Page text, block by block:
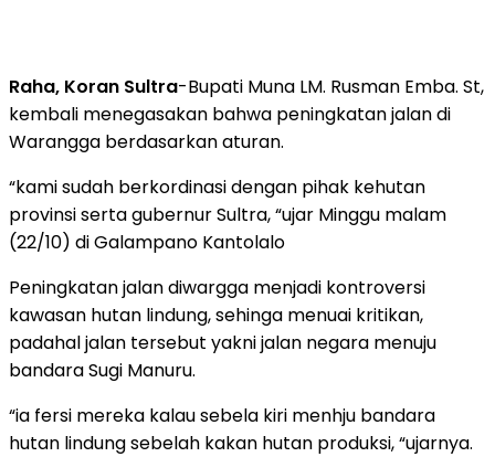
Raha, Koran Sultra-Bupati Muna LM. Rusman Emba. St,
kembali menegasakan bahwa peningkatan jalan di
Warangga berdasarkan aturan.
“kami sudah berkordinasi dengan pihak kehutan
provinsi serta gubernur Sultra, “ujar Minggu malam
(22/10) di Galampano Kantolalo
Peningkatan jalan diwargga menjadi kontroversi
kawasan hutan lindung, sehinga menuai kritikan,
padahal jalan tersebut yakni jalan negara menuju
bandara Sugi Manuru.
“ia fersi mereka kalau sebela kiri menhju bandara
hutan lindung sebelah kakan hutan produksi, “ujarnya.